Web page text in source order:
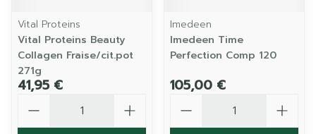
Vital Proteins
Vital Proteins Beauty
Collagen Fraise/cit.pot
271g
41,95 €
Imedeen
Imedeen Time
Perfection Comp 120
105,00 €